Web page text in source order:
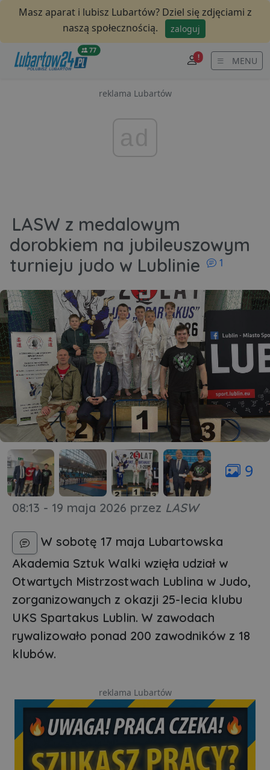
Masz aparat i lubisz Lubartów? Dziel się zdjęciami z
naszą społecznością.
zaloguj
77
! MENU
reklama Lubartów
LASW z medalowym
dorobkiem na jubileuszowym
turnieju judo w Lublinie
1
9
08:13 - 19 maja 2026 przez LASW
W sobotę 17 maja Lubartowska
Akademia Sztuk Walki wzięła udział w
Otwartych Mistrzostwach Lublina w Judo,
zorganizowanych z okazji 25-lecia klubu
UKS Spartakus Lublin. W zawodach
rywalizowało ponad 200 zawodników z 18
klubów.
reklama Lubartów